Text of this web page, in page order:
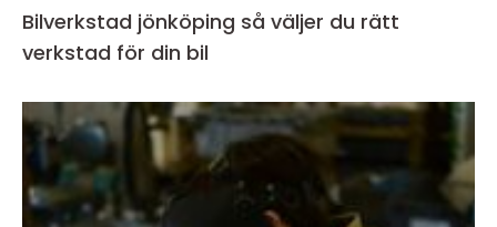
Bilverkstad jönköping så väljer du rätt
verkstad för din bil